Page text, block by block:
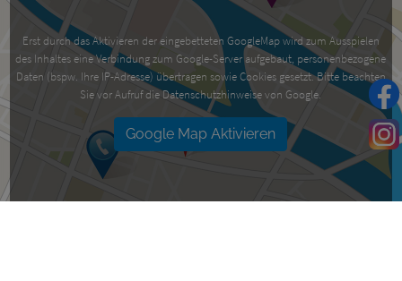
Erst durch das Aktivieren der eingebetteten GoogleMap wird zum Ausspielen
des Inhaltes eine Verbindung zum Google-Server aufgebaut, personenbezogene
Daten (bspw. Ihre IP-Adresse) übertragen sowie Cookies gesetzt. Bitte beachten
Sie vor Aufruf die Datenschutzhinweise von Google.
Google Map Aktivieren